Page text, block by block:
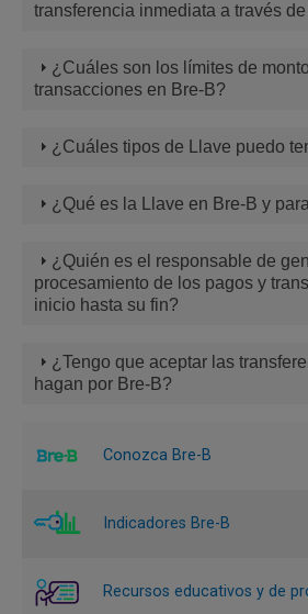
transferencia inmediata a través
¿Cuáles son los límites de
transacciones en Bre-B?
¿Cuáles tipos de Llave puedo
¿Qué es la Llave en Bre-B y
¿Quién es el responsable de
procesamiento de los pagos y
inicio hasta su fin?
¿Tengo que aceptar las
hagan por Bre-B?
Conozca Bre-B
Indicadores Bre-B
Recursos educativos y de